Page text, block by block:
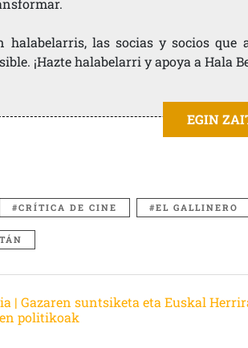
halabelarris, las socias y socios que
¡Hazte halabelarri y apoya a Hala
EGIN
CRÍTICA DE CINE EL GALLINERO
| Gazaren suntsiketa eta Euskal
politikoak